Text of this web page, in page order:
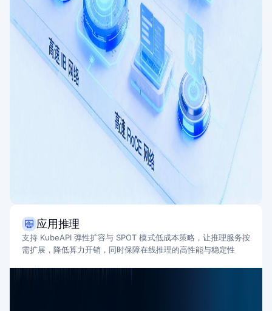
应用推理
支持 KubeAPI 弹性扩容与 SPOT 模式低成本策略，让推理服务按
需扩展，降低算力开销，同时保障在线推理的高性能与稳定性